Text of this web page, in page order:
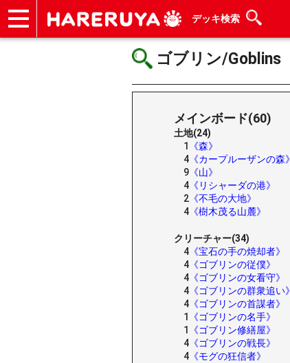
デッキ検索
ゴブリン/Goblins
メインボード(60)
土地(24)
1
《森》
4 《カープルーザンの森》
9 《山》
4 《リシャーダの港》
2 《不毛の大地》
4 《樹木茂る山麓》
クリーチャー(34)
4 《宝石の手の焼却者》
4 《ゴブリンの従僕》
4 《ゴブリンの女看守》
4 《ゴブリンの群衆追い》
4 《ゴブリンの首謀者》
1
《ゴブリンの名手》
1
《ゴブリン修繕屋》
4 《ゴブリンの戦長》
4 《モグの狂信者》